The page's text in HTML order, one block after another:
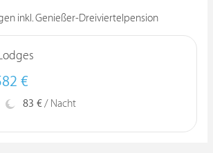
inkl. Genießer-Dreiviertelpension
€
83 €/ Nacht